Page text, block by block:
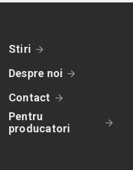
Stiri
Despre noi
Contact
Pentru
producatori